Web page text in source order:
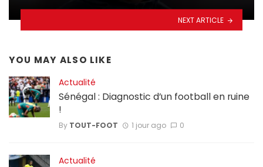
NEXT ARTICLE
YOU MAY ALSO LIKE
Actualité
Sénégal : Diagnostic d’un football en ruine
!
By TOUT-FOOT 1 jour ago 0
Actualité